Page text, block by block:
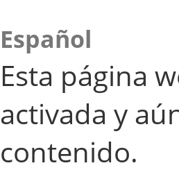
Español
Esta página
activada y
contenido.